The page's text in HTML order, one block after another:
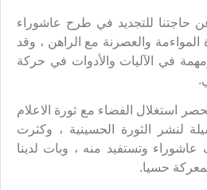
حاجتنا للتجديد في طرح عاشوراء
والعصرنة مع الراهن ، وقد
في الآليات والأدوات في حركة
استغلال الفضاء مع ثورة الاعلام
لنشر الثورة الحسينية ، وكثرت
وتستفيد منه ، وبات لدينا
حسيا.